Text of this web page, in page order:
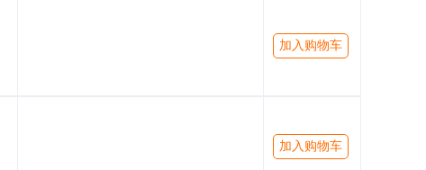
加入购物车
加入购物车